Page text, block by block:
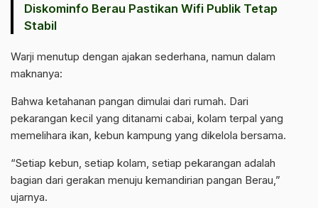
Diskominfo Berau Pastikan Wifi Publik Tetap
Stabil
Warji menutup dengan ajakan sederhana, namun dalam
maknanya:
Bahwa ketahanan pangan dimulai dari rumah. Dari
pekarangan kecil yang ditanami cabai, kolam terpal yang
memelihara ikan, kebun kampung yang dikelola bersama.
“Setiap kebun, setiap kolam, setiap pekarangan adalah
bagian dari gerakan menuju kemandirian pangan Berau,”
ujarnya.